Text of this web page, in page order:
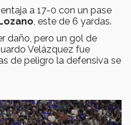
a 17-0 con un pase
, este de 6 yardas.
daño, pero un gol de
Velázquez fue
de peligro la defensiva se